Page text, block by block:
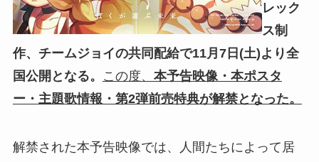
レック
ス制
作、チームジョイの共同配給で11月7日(土)より全
国公開となる。
この度、 本予告映像・本ポスタ
ー・主題歌情報・第2弾前売特典が解禁となった。
解禁された本予告映像では、人間たちによって居